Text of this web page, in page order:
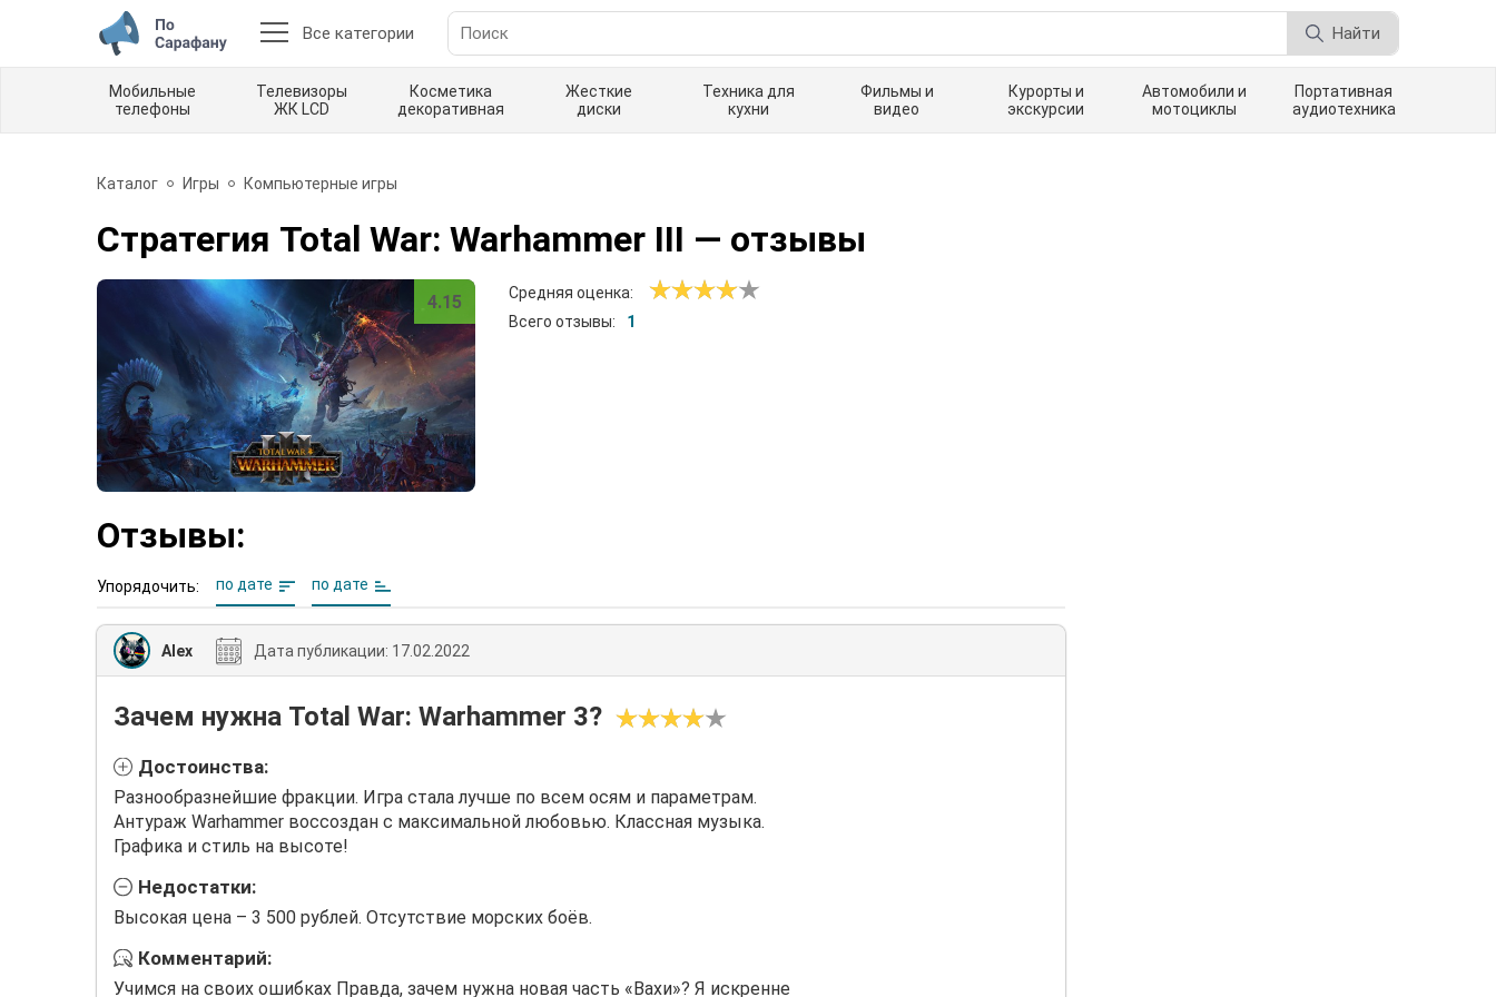
Все категории Найти
Мобильные
телефоны
Телевизоры
ЖК LCD
Косметика
декоративная
Жесткие
диски
Техника для
кухни
Фильмы и
видео
Курорты и
экскурсии
Автомобили и
мотоциклы
Портативная
аудиотехника
Каталог Игры Компьютерные игры
Стратегия Total War: Warhammer III — отзывы
4.15
Средняя оценка:
Всего отзывы:
1
Отзывы:
Упорядочить: по дате по дате
Alex Дата публикации: 17.02.2022
Зачем нужна Total War: Warhammer 3?
Достоинства:
Разнообразнейшие фракции. Игра стала лучше по всем осям и параметрам.
Антураж Warhammer воссоздан с максимальной любовью. Классная музыка.
Графика и стиль на высоте!
Недостатки:
Высокая цена – 3 500 рублей. Отсутствие морских боёв.
Комментарий:
Учимся на своих ошибках Правда, зачем нужна новая часть «Вахи»? Я искренне